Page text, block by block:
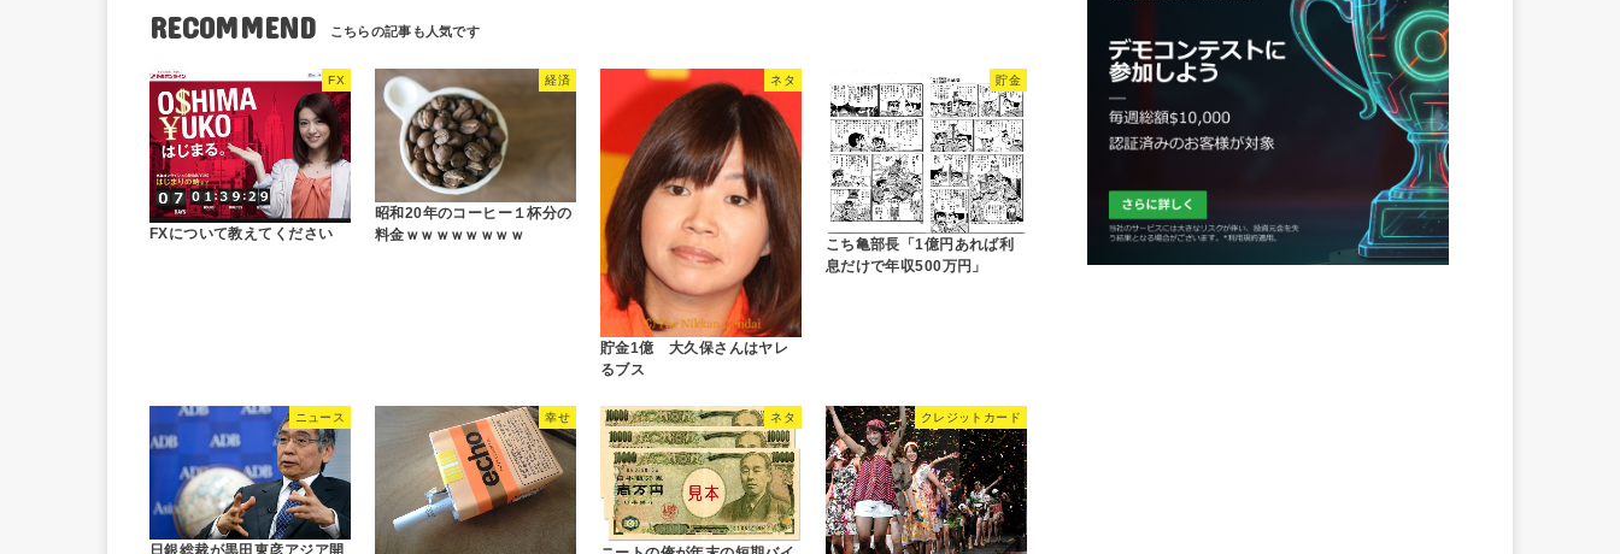
RECOMMEND
FX
FXについて教えてください
経済
昭和20年のコーヒー１杯分の
料金ｗｗｗｗｗｗｗｗ
ネタ
貯金1億 大久保さんはヤレ
るブス
貯金
こち亀部長「1億円あれば利
息だけで年収500万円」
ニュース 幸せ ネタ クレジットカード